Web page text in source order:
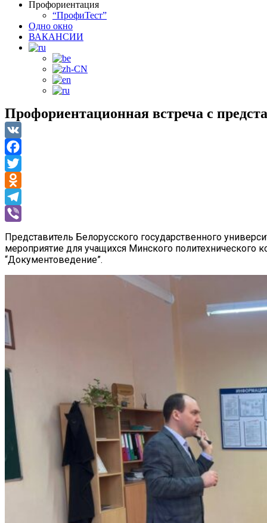
Профориентация
“ПрофиТест”
Одно окно
ВАКАНСИИ
Профориентационная встреча с
VK
Facebook
Twitter
Odnoklassniki
Telegram
Представитель Белорусского государственного
мероприятие для учащихся Минского политехнического
“Документоведение”.